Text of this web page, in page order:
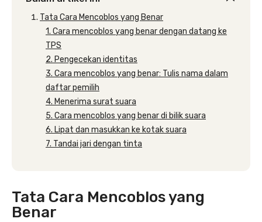
Tata Cara Mencoblos yang Benar
1. Cara mencoblos yang benar dengan datang ke
TPS
2. Pengecekan identitas
3. Cara mencoblos yang benar: Tulis nama dalam
daftar pemilih
4. Menerima surat suara
5. Cara mencoblos yang benar di bilik suara
6. Lipat dan masukkan ke kotak suara
7. Tandai jari dengan tinta
Tata Cara Mencoblos yang
Benar